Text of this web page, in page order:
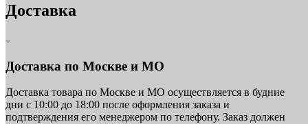
Доставка
Доставка по Москве и МО
Доставка товара по Москве и МО осуществляется в будние
дни с 10:00 до 18:00 после оформления заказа и
подтверждения его менеджером по телефону. Заказ должен